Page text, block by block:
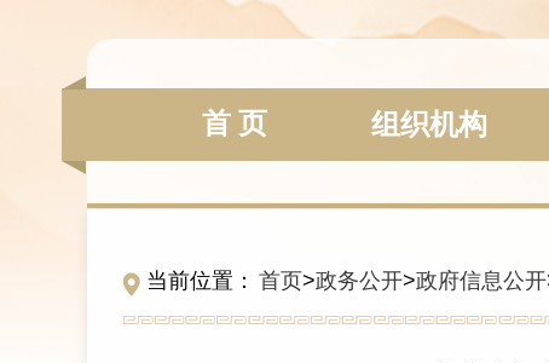
首 页 组织机构
当前位置： 首页>政务公开>政府信息公开